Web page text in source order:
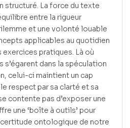
structuré. La force du texte
entre la rigueur
et une volonté louable
applicables au quotidien
exercices pratiques. Là où
s’égarent dans la spéculation
celui-ci maintient un cap
respect par sa clarté et sa
contente pas d’exposer une
une ‘boîte à outils’ pour
ontologique de notre